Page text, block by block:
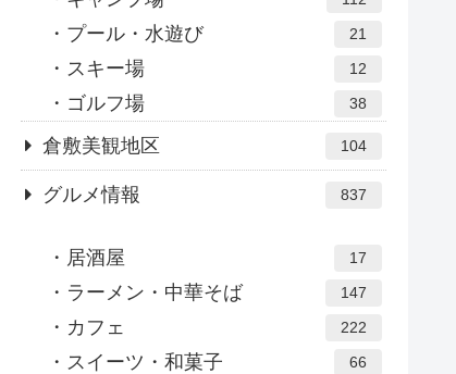
プール・水遊び 21
スキー場 12
ゴルフ場 38
倉敷美観地区 104
グルメ情報 837
居酒屋 17
ラーメン・中華そば 147
カフェ 222
スイーツ・和菓子 66